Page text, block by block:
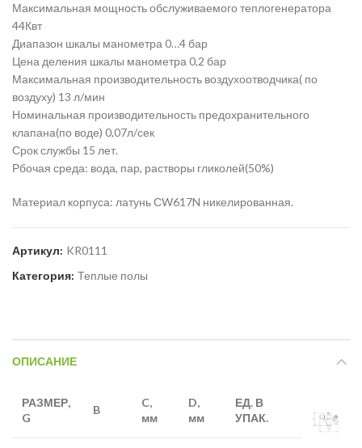
Максимальная мощность обслуживаемого теплогенератора
44Квт
Диапазон шкалы манометра 0…4 бар
Цена деления шкалы манометра 0,2 бар
Максимальная производительность воздухоотводчика( по
воздуху) 13 л/мин
Номинальная производительность предохранительного
клапана(по воде) 0,07л/сек
Срок службы 15 лет.
Рбочая среда: вода, пар, растворы гликолей(50%)
Материал корпуса: латунь СW617N никелированная.
Артикул: KR0111
Категория: Теплые полы
ОПИСАНИЕ
РАЗМЕР,
G
B
C,
мм
D,
мм
ЕД. В
УПАК.